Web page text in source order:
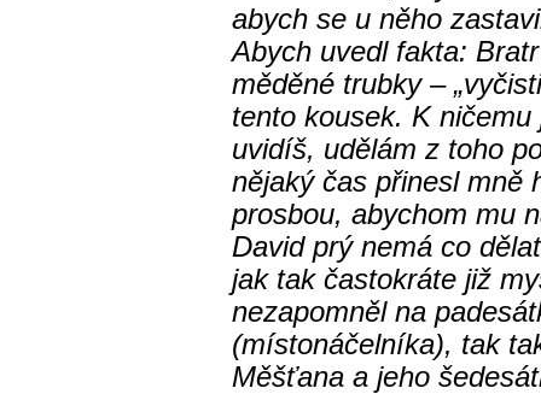
abych se u něho
Abych uvedl fakta:
měděné trubky –
tento kousek. K
uvidíš, udělám z toho
nějaký čas přinesl mně
prosbou, abychom mu
David prý nemá co
jak tak častokráte již
nezapomněl na
(místonáčelníka), tak
Měšťana a jeho